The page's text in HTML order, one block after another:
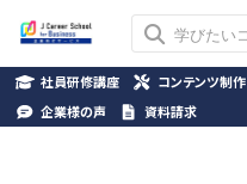
社員研修講座 コンテンツ制作
企業様の声
資料請求